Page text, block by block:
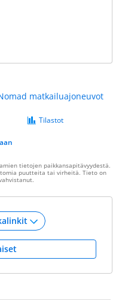
matkailuajoneuvot
Tilastot
tietojen paikkansapitävyydestä.
puutteita tai virheitä. Tieto on